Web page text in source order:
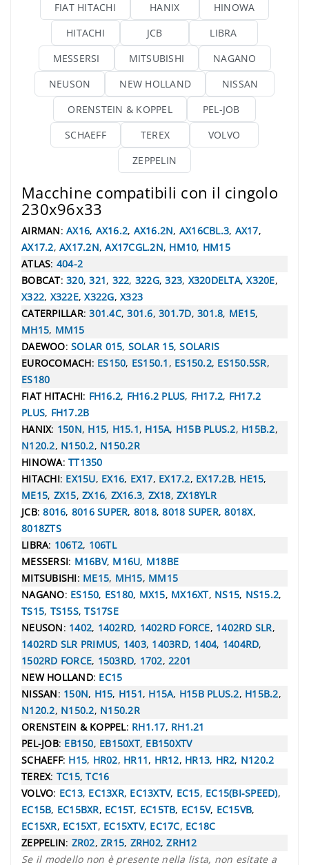
FIAT HITACHI
HANIX
HINOWA
HITACHI
JCB
LIBRA
MESSERSI
MITSUBISHI
NAGANO
NEUSON
NEW HOLLAND
NISSAN
ORENSTEIN & KOPPEL
PEL-JOB
SCHAEFF
TEREX
VOLVO
ZEPPELIN
Macchine compatibili con il cingolo
230x96x33
AIRMAN: AX16, AX16.2, AX16.2N, AX16CBL.3, AX17,
AX17.2, AX17.2N,AX17CGL.2N, HM10, HM15
ATLAS: 404-2
BOBCAT: 320,321, 322, 322G,323, X320DELTA,X320E,
X322, X322E,X322G, X323
CATERPILLAR:301.4C,301.6, 301.7D, 301.8, ME15,
MH15, MM15
DAEWOO: SOLAR 015, SOLAR 15,SOLARIS
EUROCOMACH: ES150, ES150.1 , ES150.2, ES150.5SR,
ES180
FIAT HITACHI: FH16.2, FH16.2 PLUS, FH17.2, FH17.2
PLUS, FH17.2B
HANIX: 150N, H15, H15.1, H15A, H15B PLUS.2, H15B.2,
N120.2, N150.2, N150.2R
HINOWA: TT1350
HITACHI: EX15U, EX16, EX17, EX17.2, EX17.2B, HE15,
ME15, ZX15, ZX16, ZX16.3, ZX18, ZX18YLR
JCB:8016, 8016 SUPER, 8018,8018 SUPER,8018X,
8018ZTS
LIBRA: 106T2, 106TL
MESSERSI: M16BV, M16U, M18BE
MITSUBISHI: ME15, MH15, MM15
NAGANO: ES150, ES180, MX15, MX16XT, NS15, NS15.2,
TS15, TS15S,TS17SE
NEUSON: 1402, 1402RD, 1402RD FORCE, 1402RD SLR,
1402RD SLR PRIMUS, 1403, 1403RD, 1404, 1404RD,
1502RD FORCE, 1503RD, 1702, 2201
NEW HOLLAND: EC15
NISSAN: 150N, H15, H151, H15A, H15B PLUS.2, H15B.2,
N120.2, N150.2, N150.2R
ORENSTEIN & KOPPEL: RH1.17, RH1.21
PEL-JOB: EB150, EB150XT, EB150XTV
SCHAEFF: H15, HR02, HR11, HR12, HR13, HR2, N120.2
TEREX: TC15,TC16
VOLVO: EC13, EC13XR, EC13XTV, EC15, EC15(BI-SPEED),
EC15B, EC15BXR, EC15T, EC15TB, EC15V, EC15VB,
EC15XR, EC15XT, EC15XTV, EC17C, EC18C
ZEPPELIN: ZR02, ZR15, ZRH02,ZRH12
Se il modello non è presente nella lista, non esitate a